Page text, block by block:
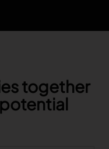
together